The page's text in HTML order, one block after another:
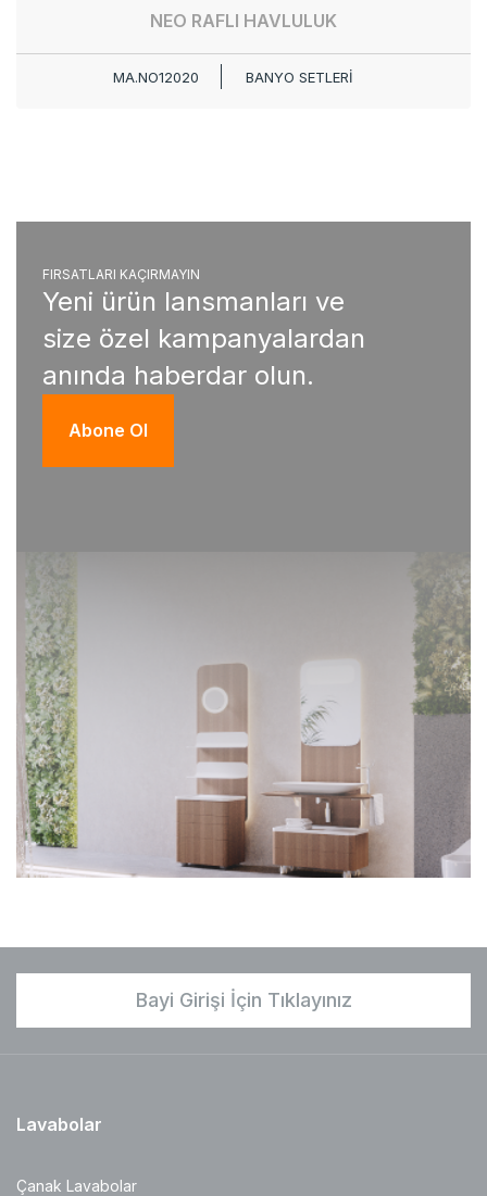
NEO RAFLI HAVLULUK
MA.NO12020 BANYO SETLERİ
FIRSATLARI KAÇIRMAYIN
Yeni ürün lansmanları ve
size özel kampanyalardan
anında haberdar olun.
Abone Ol
Bayi Girişi İçin Tıklayınız
Lavabolar
Çanak Lavabolar